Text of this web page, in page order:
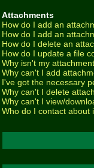
Attachments
How do I add an
How do I add an
How do I delete an
How do I update a file
Why isn't my
Why can't I add
I've got the necessary
Why can't I delete
Why can't I view/
Who do I contact about